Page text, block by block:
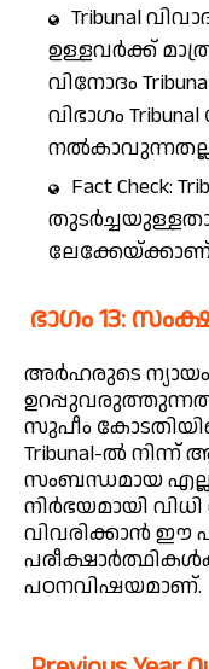
Tribunal
ഉള്ളവർക്ക്
വിനോദം
വിഭാഗം
Fact Check:
ഭാഗം 13:
അർഹരുടെ ന്യായം
സുപീം
Tribunal-ൽ
സംബന്ധമായ
നിർഭയമായി
വിവരിക്കാൻ ഈ
പഠനവിഷയമാണ്.